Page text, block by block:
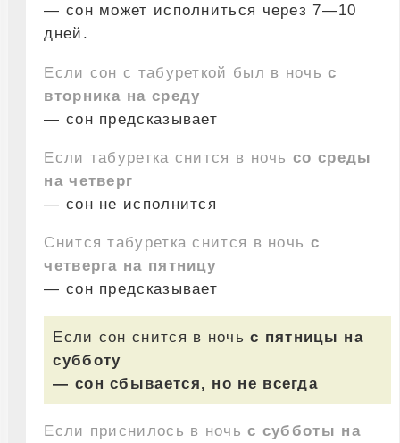
— сон может исполниться через 7—10
дней.
Если сон с табуреткой был в ночьс
вторника на среду
— сон предсказывает
Если табуретка снится в ночьсо среды
на четверг
— сон не исполнится
Снится табуретка снится в ночь с
четверга на пятницу
— сон предсказывает
Если сон снится в ночьс пятницы на
субботу
— сон сбывается, но не всегда
Если приснилось в ночьс субботы на